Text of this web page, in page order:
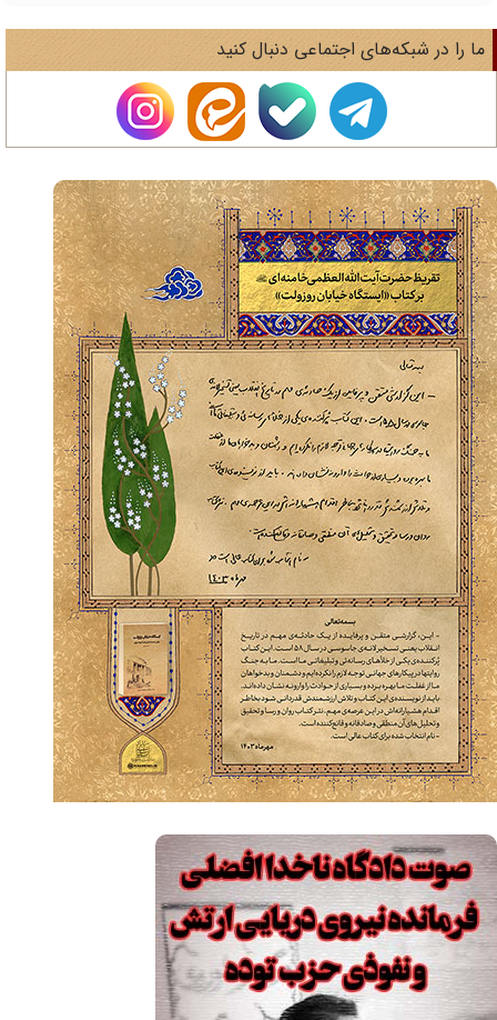
را در شبکه‌های اجتماعی دنبال کنید